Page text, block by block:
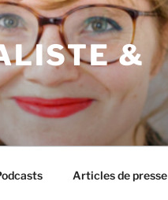
&
Articles de presse